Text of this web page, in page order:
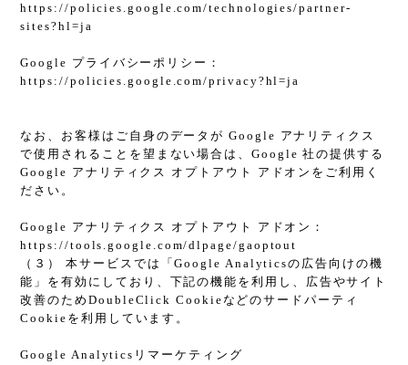
https://policies.google.com/technologies/partner-
sites?hl=ja
Google プライバシーポリシー：
https://policies.google.com/privacy?hl=ja
なお、お客様はご自身のデータが Google アナリティクス
で使用されることを望まない場合は、Google 社の提供する
Google アナリティクス オプトアウト アドオンをご利用く
ださい。
Google アナリティクス オプトアウト アドオン：
https://tools.google.com/dlpage/gaoptout
（３） 本サービスでは「Google Analyticsの広告向けの機
能」を有効にしており、下記の機能を利用し、広告やサイト
改善のためDoubleClick Cookieなどのサードパーティ
Cookieを利用しています。
Google Analyticsリマーケティング